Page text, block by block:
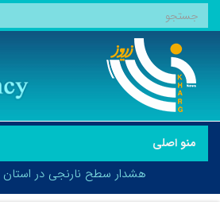
منو اصلی
هشدار سطح نارنجی در